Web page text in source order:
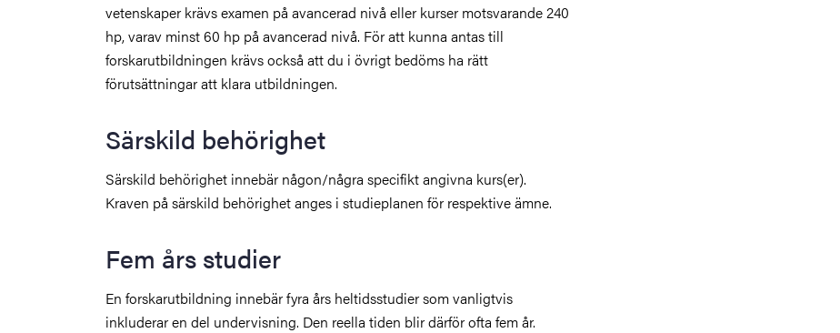
vetenskaper krävs examen på avancerad nivå eller kurser motsvarande 240
hp, varav minst 60 hp på avancerad nivå. För att kunna antas till
forskarutbildningen krävs också att du i övrigt bedöms ha rätt
förutsättningar att klara utbildningen.
Särskild behörighet
Särskild behörighet innebär någon/några specifikt angivna kurs(er).
Kraven på särskild behörighet anges i studieplanen för respektive ämne.
Fem års studier
En forskarutbildning innebär fyra års heltidsstudier som vanligtvis
inkluderar en del undervisning. Den reella tiden blir därför ofta fem år.